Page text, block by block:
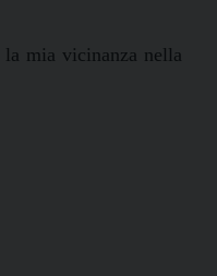
mia vicinanza nella